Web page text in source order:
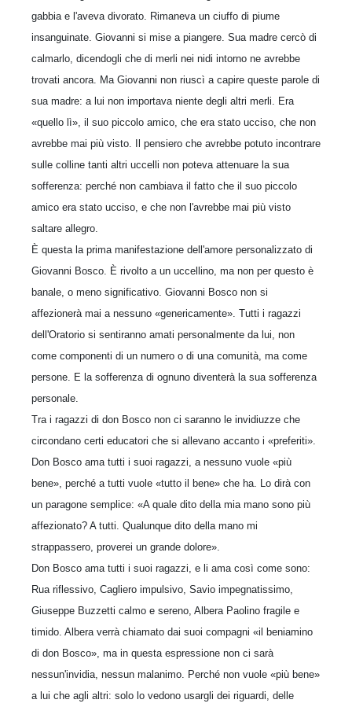
gabbia e l'aveva divorato. Rimaneva un ciuffo di piume
insanguinate. Giovanni si mise a piangere. Sua madre cercò di
calmarlo, dicendogli che di merli nei nidi intorno ne avrebbe
trovati ancora. Ma Giovanni non riuscì a capire queste parole di
sua madre: a lui non importava niente degli altri merli. Era
«quello lì», il suo piccolo amico, che era stato ucciso, che non
avrebbe mai più visto. Il pensiero che avrebbe potuto incontrare
sulle colline tanti altri uccelli non poteva attenuare la sua
sofferenza: perché non cambiava il fatto che il suo piccolo
amico era stato ucciso, e che non l'avrebbe mai più visto
saltare allegro.
È questa la prima manifestazione dell'amore personalizzato di
Giovanni Bosco. È rivolto a un uccellino, ma non per questo è
banale, o meno significativo. Gio­vanni Bosco non si
affezionerà mai a nessuno «genericamente». Tutti i ragazzi
dell'Oratorio si sentiranno amati personalmente da lui, non
come componenti di un numero o di una comunità, ma come
persone. E la sofferenza di ognuno di­venterà la sua sofferenza
personale.
Tra i ragazzi di don Bosco non ci saranno le invidiuzze che
circondano certi edu­catori che si allevano accanto i «preferiti».
Don Bosco ama tutti i suoi ragazzi, a nessuno vuole «più
bene», perché a tutti vuole «tutto il bene» che ha. Lo dirà con
un paragone semplice: «A quale dito della mia mano sono più
affezio­nato? A tutti. Qualunque dito della mano mi
strappassero, proverei un grande dolore».
Don Bosco ama tutti i suoi ragazzi, e li ama così come sono:
Rua riflessivo, Ca­gliero impulsivo, Savio impegnatissimo,
Giuseppe Buzzetti calmo e sereno, Al­bera Paolino fragile e
timido. Albera verrà chiamato dai suoi compagni «il be­niamino
di don Bosco», ma in questa espressione non ci sarà
nessun'invidia, nes­sun malanimo. Perché non vuole «più bene»
a lui che agli altri: solo lo vedono usargli dei riguardi, delle